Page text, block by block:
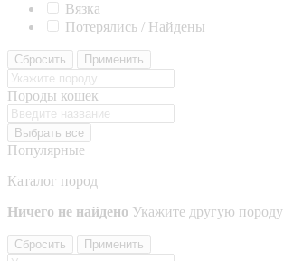
Вязка
Потерялись / Найдены
Сбросить Применить
Породы кошек
Выбрать все
Популярные
Каталог пород
Ничего не найдено Укажите другую породу
Сбросить Применить